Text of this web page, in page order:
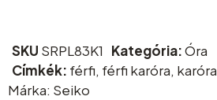
SKU SRPL83K1 Kategória:Óra
Címkék: férfi, férfi karóra, karóra
Márka: Seiko